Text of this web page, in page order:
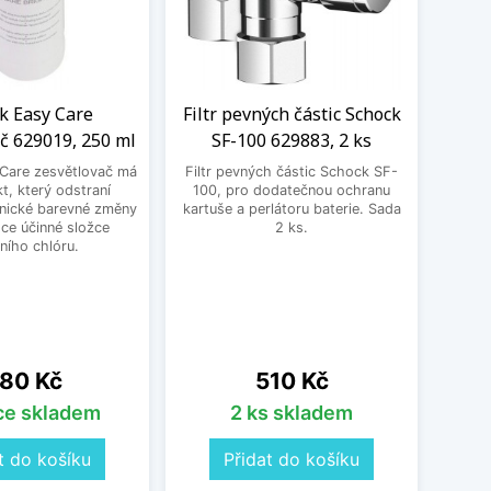
Easy Care
629019, 250 ml
zesvětlovač má
který odstraní
barevné změny
účinné složce
chlóru.
Kč
skladem
do košíku
Filtr pevných částic Schock
SF-100 629883, 2 ks
Filtr pevných částic Schock SF-
100, pro dodatečnou ochranu
kartuše a perlátoru baterie. Sada
2 ks.
Cena
510 Kč
2 ks skladem
Přidat do košíku